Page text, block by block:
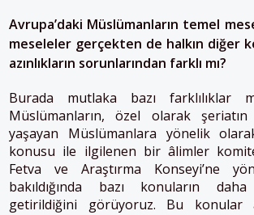
Avrupa’daki Müslümanların temel
meseleler gerçekten de halkın diğer
azınlıkların sorunlarından farklı mı?
Burada mutlaka bazı farklılıklar
Müslümanların, özel olarak şeriatın
yaşayan Müslümanlara yönelik
konusu ile ilgilenen bir âlimler
Fetva ve Araştırma Konseyi’ne
bakıldığında bazı konuların
getirildiğini görüyoruz. Bu konular